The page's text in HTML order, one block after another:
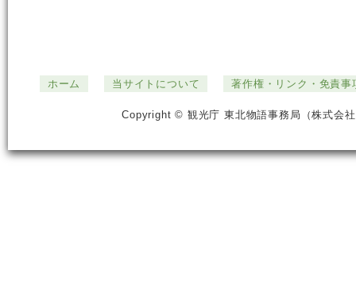
ホーム 当サイトについて 著作権・リンク・免責事
Copyright © 観光庁 東北物語事務局（株式会